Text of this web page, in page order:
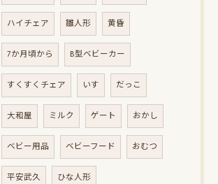
ハイチェア 雛人形 黄昏
7か月頃から B型ベビーカー
すくすくチェア いす だっこ
大和屋 ミルク ゲート おかし
ベビー用品 ベビーフード おむつ
平安武久 ひな人形